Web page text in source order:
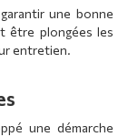
une bonne
être plongées les
entretien.
une démarche